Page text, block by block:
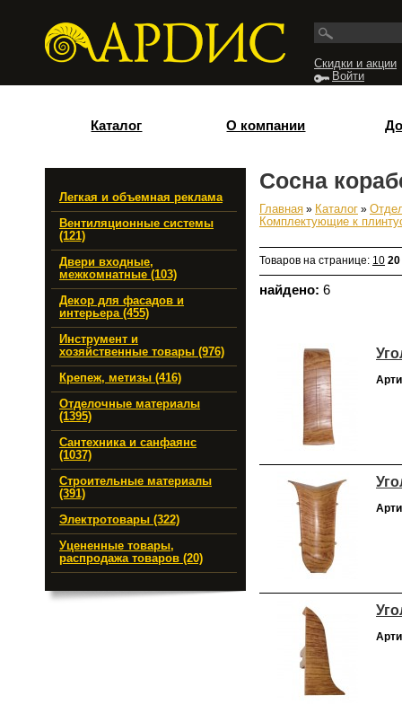
Скидки и акции
Войти
Каталог О компании
Легкая и объемная реклама
Вентиляционные системы
(121)
Двери входные,
межкомнатные (103)
Декор для фасадов и
интерьера (455)
Инструмент и
хозяйственные товары (976)
Крепеж, метизы (416)
Отделочные материалы
(1395)
Сантехника и санфаянс
(1037)
Строительные материалы
(391)
Электротовары (322)
Уцененные товары,
распродажа товаров (20)
Сосна
Вы здесь
Главная » Каталог »
Комплектующие к
Товаров на странице: 10 20
найдено: 6